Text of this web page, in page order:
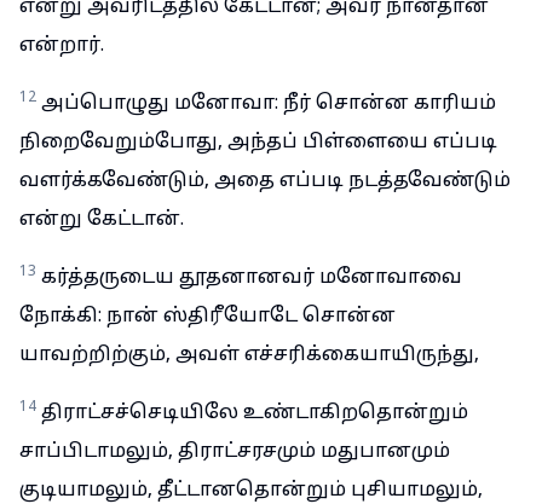
என்று அவரிடத்தில் கேட்டான்; அவர் நான்தான்
என்றார்.
12 அப்பொழுது மனோவா: நீர் சொன்ன காரியம்
நிறைவேறும்போது, அந்தப் பிள்ளையை எப்படி
வளர்க்கவேண்டும், அதை எப்படி நடத்தவேண்டும்
என்று கேட்டான்.
13 கர்த்தருடைய தூதனானவர் மனோவாவை
நோக்கி: நான் ஸ்திரீயோடே சொன்ன
யாவற்றிற்கும், அவள் எச்சரிக்கையாயிருந்து,
14 திராட்சச்செடியிலே உண்டாகிறதொன்றும்
சாப்பிடாமலும், திராட்சரசமும் மதுபானமும்
குடியாமலும், தீட்டானதொன்றும் புசியாமலும்,